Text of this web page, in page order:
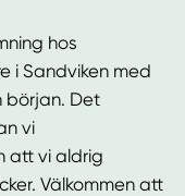
hos
i Sandviken med
början. Det
vi
att vi aldrig
Välkommen att